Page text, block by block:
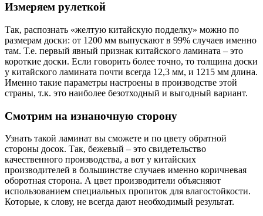
Измеряем рулеткой
Так, распознать «желтую китайскую подделку» можно по
размерам доски: от 1200 мм выпускают в 99% случаев именно
там. Т.е. первый явный признак китайского ламината – это
короткие доски. Если говорить более точно, то толщина доски
у китайского ламината почти всегда 12,3 мм, и 1215 мм длина.
Именно такие параметры настроены в производстве этой
страны, т.к. это наиболее безотходный и выгодный вариант.
Смотрим на изнаночную сторону
Узнать такой ламинат вы сможете и по цвету обратной
стороны досок. Так, бежевый – это свидетельство
качественного производства, а вот у китайских
производителей в большинстве случаев именно коричневая
оборотная сторона. А цвет производители объясняют
использованием специальных пропиток для влагостойкости.
Которые, к слову, не всегда дают необходимый результат.